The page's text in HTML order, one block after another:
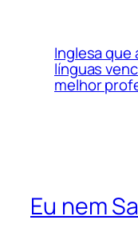
Inglesa que
línguas
melhor
Eu nem